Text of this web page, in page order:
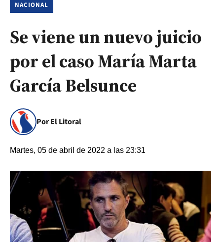
NACIONAL
Se viene un nuevo juicio
por el caso María Marta
García Belsunce
Por El Litoral
Martes, 05 de abril de 2022 a las 23:31